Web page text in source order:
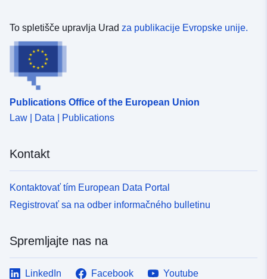
7e2b-4699-a4d7-53094cfcc7b2
To spletišče upravlja Urad za publikacije Evropske unije.
Publications Office of the European Union
Law | Data | Publications
Kontakt
Kontaktovať tím European Data Portal
Registrovať sa na odber informačného bulletinu
Spremljajte nas na
LinkedIn Facebook
Youtube